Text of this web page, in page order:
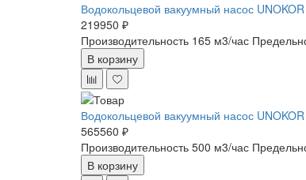
Водокольцевой вакуумный насос
219950 ₽
Производительность 165 м3/час
В корзину
Водокольцевой вакуумный насос
565560 ₽
Производительность 500 м3/час
В корзину